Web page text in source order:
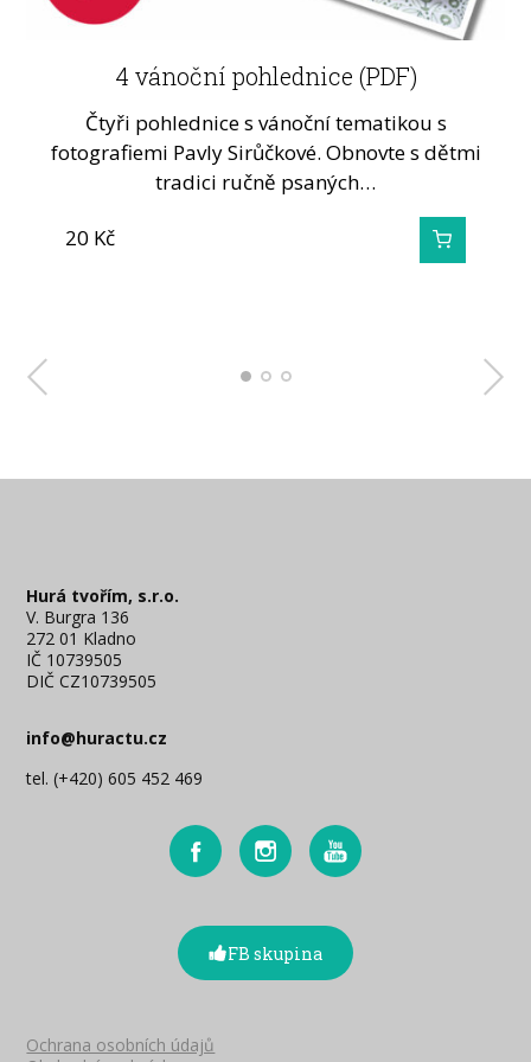
4 vánoční pohlednice (PDF)
Čtyři pohlednice s vánoční tematikou s
fotografiemi Pavly Sirůčkové. Obnovte s dětmi
tradici ručně psaných…
20 Kč
Jak se vyrábí vánoční ozdoby?
Ve vsi Poniklá v Karkonoších už více než sto let
vyrábějí vánoční ozdoby ze skleněných…
160Kč
Vánoční cukroví – trojsložkové karty (PDF)
Karty pro rozvoj slovní zásoby a zároveň pro
tříbení zrakového rozlišování. Karty jsou
připraveny v…
25 Kč
Hurá tvořím, s.r.o.
V. Burgra 136
272 01 Kladno
IČ 10739505
DIČ CZ10739505
info@huractu.cz
tel. (+420) 605 452 469
FB skupina
Ochrana osobních údajů